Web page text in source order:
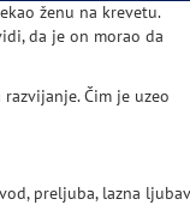
ženu na krevetu.
da je on morao da
Čim je uzeo